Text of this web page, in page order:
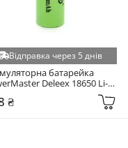
Відправка через 5 днів
батарейка
Deleex 18650 Li-
8800mAh 1шт (PWM-DL-
₴